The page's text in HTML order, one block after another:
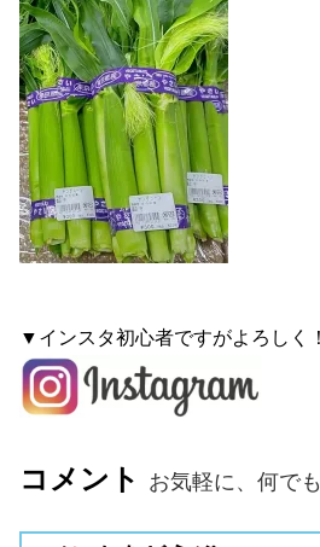
▼インスタ初心者ですがよろしく！
コメント お気軽に、何で